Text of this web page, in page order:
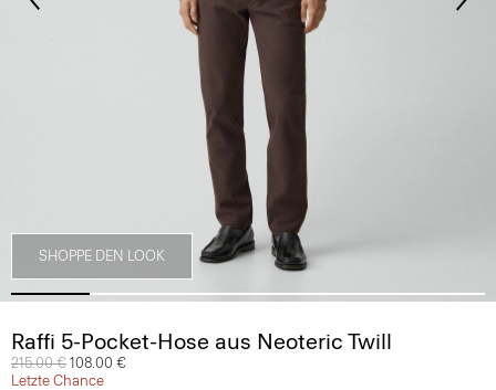
SHOPPE DEN LOOK
Raffi 5-Pocket-Hose aus Neoteric Twill
Preis reduziert von
215.00 € auf
108.00 €
Letzte Chance